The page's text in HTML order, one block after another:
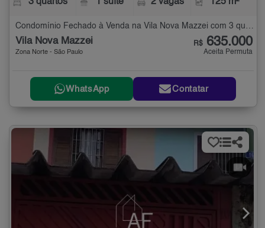
Condomínio Fechado à Venda na Vila Nova Mazzei com 3 quartos - 125 m²
Vila Nova Mazzei
Zona Norte - São Paulo
R$ 635.000
Aceita Permuta
WhatsApp Contatar